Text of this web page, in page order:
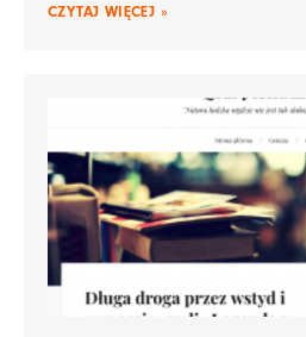
CZYTAJ WIĘCEJ »